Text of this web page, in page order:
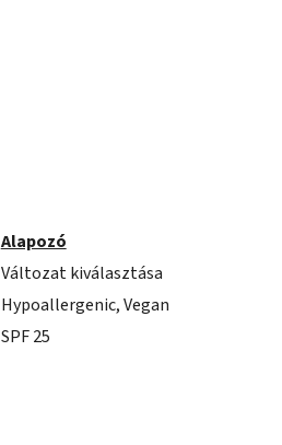
Alapozó
Változat kiválasztása
Hypoallergenic, Vegan
SPF 25